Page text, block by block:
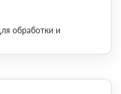
обработки и